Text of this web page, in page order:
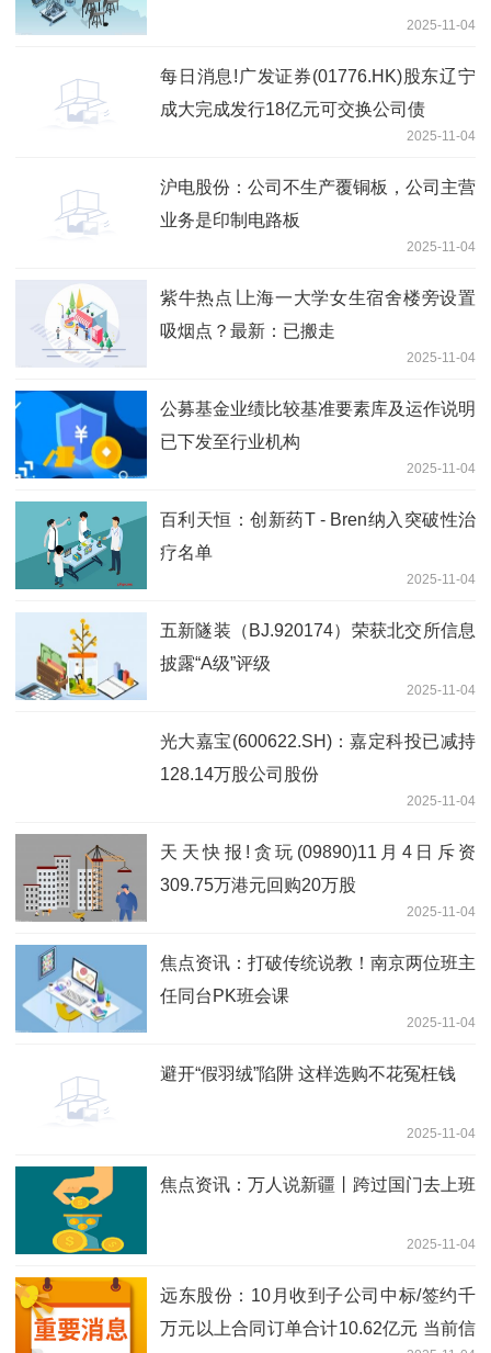
2025-11-04
每日消息!广发证券(01776.HK)股东辽宁
成大完成发行18亿元可交换公司债
2025-11-04
沪电股份：公司不生产覆铜板，公司主营
业务是印制电路板
2025-11-04
紫牛热点∣上海一大学女生宿舍楼旁设置
吸烟点？最新：已搬走
2025-11-04
公募基金业绩比较基准要素库及运作说明
已下发至行业机构
2025-11-04
百利天恒：创新药T - Bren纳入突破性治
疗名单
2025-11-04
五新隧装（BJ.920174）荣获北交所信息
披露“A级”评级
2025-11-04
光大嘉宝(600622.SH)：嘉定科投已减持
128.14万股公司股份
2025-11-04
天天快报!贪玩(09890)11月4日斥资
309.75万港元回购20万股
2025-11-04
焦点资讯：打破传统说教！南京两位班主
任同台PK班会课
2025-11-04
避开“假羽绒”陷阱 这样选购不花冤枉钱
2025-11-04
焦点资讯：万人说新疆丨跨过国门去上班
2025-11-04
远东股份：10月收到子公司中标/签约千
万元以上合同订单合计10.62亿元 当前信